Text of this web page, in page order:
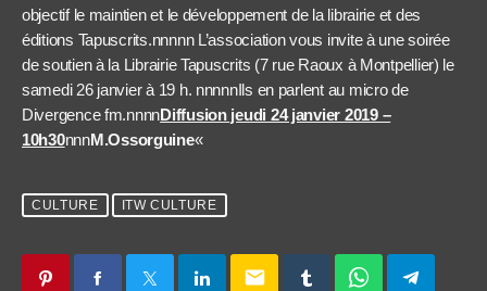
objectif le maintien et le développement de la librairie et des
éditions Tapuscrits.nnnnn L’association vous invite à une soirée
de soutien à la Librairie Tapuscrits (7 rue Raoux à Montpellier) le
samedi 26 janvier à 19 h. nnnnnIls en parlent au micro de
Divergence fm.nnnnDiffusion jeudi 24 janvier 2019 –
10h30nnnM.Ossorguine«
CULTURE ITW CULTURE
email